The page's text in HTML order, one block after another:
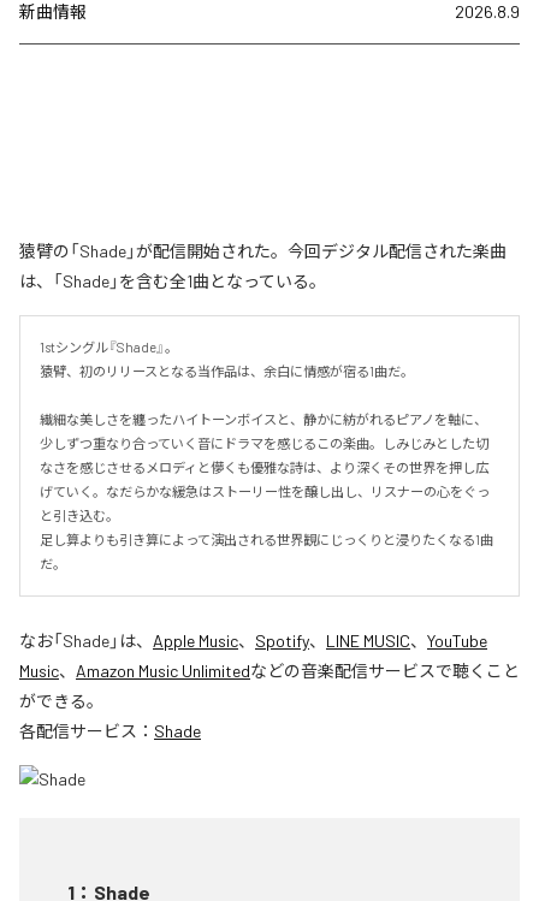
新曲情報 2026.8.9
猿臂の「Shade」が配信開始された。今回デジタル配信された楽曲
は、「Shade」を含む全1曲となっている。
1stシングル『Shade』。
猿臂、初のリリースとなる当作品は、余白に情感が宿る1曲だ。
繊細な美しさを纏ったハイトーンボイスと、静かに紡がれるピアノを軸に、
少しずつ重なり合っていく音にドラマを感じるこの楽曲。しみじみとした切
なさを感じさせるメロディと儚くも優雅な詩は、より深くその世界を押し広
げていく。なだらかな緩急はストーリー性を醸し出し、リスナーの心をぐっ
と引き込む。
足し算よりも引き算によって演出される世界観にじっくりと浸りたくなる1曲
だ。
なお「Shade」は、 Apple Music、 Spotify、 LINE MUSIC、 YouTube
Music、 Amazon Music Unlimitedなどの音楽配信サービスで聴くこと
ができる。
各配信サービス： Shade
1 ： Shade